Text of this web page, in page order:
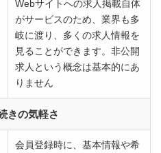
Webサイトへの求人掲載自体
がサービスのため、業界も多
岐に渡り、多くの求人情報を
見ることができます。非公開
求人という概念は基本的にあ
りません
きの気軽さ
会員登録時に、基本情報や希